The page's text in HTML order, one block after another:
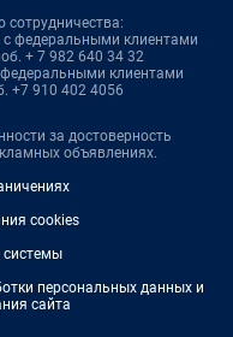
сотрудничества:
федеральными клиентами
+ 7 982 640 34 32
клиентами
+7 910 402 4056
за достоверность
объявлениях.
cookies
системы
персональных данных и
сайта